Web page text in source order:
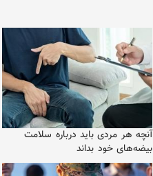
آنچه هر مردی باید درباره سلامت
بیضه‌های خود بداند